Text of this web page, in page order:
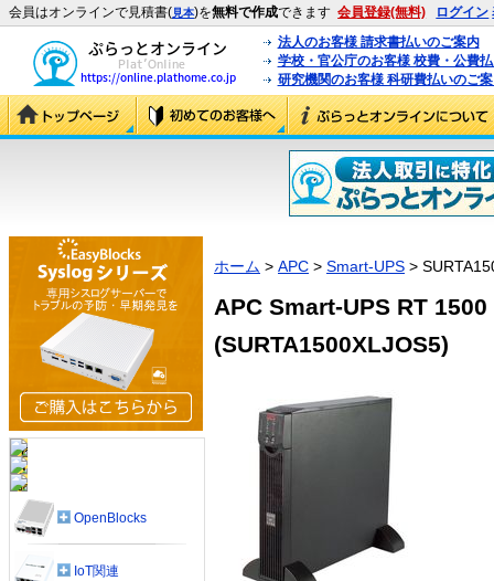
会員はオンラインで見積書(見本)を無料で作成できます 会員登録(無料) ログイン
法人のお客様 請求書払いのご案内
学校・官公庁のお客様 校費・公費
研究機関のお客様 科研費払いのご
ホーム > APC > Smart-UPS >
APC Smart-UPS RT
(SURTA1500XLJOS5)
OpenBlocks
IoT関連